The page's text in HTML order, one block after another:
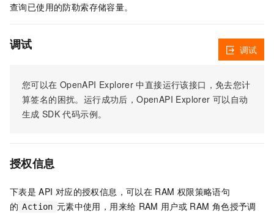
查询已使用的防勒索存储容量。
调试
您可以在 OpenAPI Explorer 中直接运行该接口，免去您计
算签名的困扰。运行成功后，OpenAPI Explorer 可以自动
生成 SDK 代码示例。
调试
授权信息
下表是 API 对应的授权信息，可以在 RAM 权限策略语句
的 Action 元素中使用，用来给 RAM 用户或 RAM 角色授予调